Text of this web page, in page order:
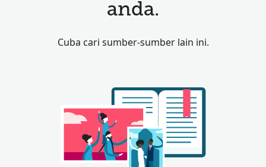
anda.
Cuba cari sumber-sumber lain ini.